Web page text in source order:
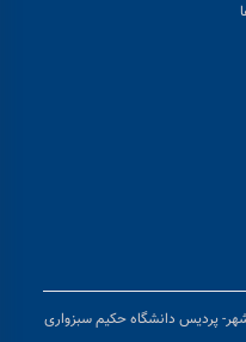
پردیس دانشگاه حکیم سبزواری